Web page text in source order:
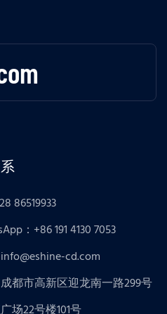
86519933
：+86 191 4130 7053
info@eshine-cd.com
都市高新区迎龙南一路299号